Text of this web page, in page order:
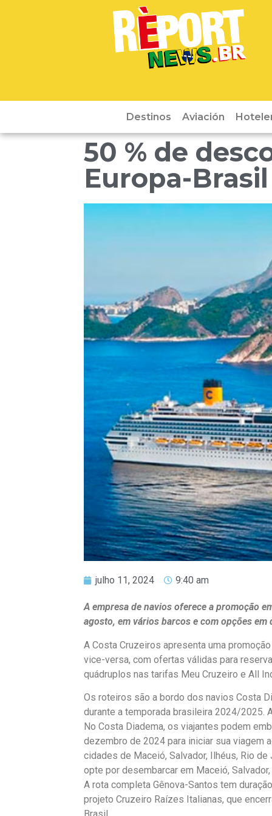
Destinos Aviación
50 % de
Europa-
julho 11, 2024 9:40 am
A empresa de navios oferece a promoção
agosto, em vários barcos e com opções
A Costa Cruzeiros apresenta uma
vice-versa, com ofertas válidas para
quádruplos nas tarifas Meu Cruzeiro e All
Os roteiros são a bordo dos navios Costa
durante a temporada brasileira 2024/2025.
No Costa Diadema, os viajantes podem
dezembro de 2024 para iniciar sua viagem
cidades de Maceió, Salvador, Ilhéus, Rio
opte por desembarcar em Maceió,
A rota completa Gênova-Santos tem
projeto Cruzeiro Raízes Italianas, que